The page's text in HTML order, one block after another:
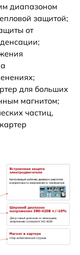
диапазоном
защитой;
от
для больших
магнитом;
частиц,